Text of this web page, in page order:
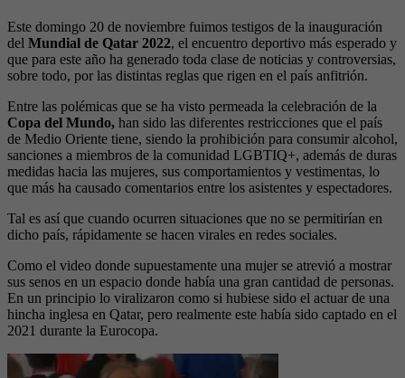
Este domingo 20 de noviembre fuimos testigos de la inauguración
del Mundial de Qatar 2022, el encuentro deportivo más esperado y
que para este año ha generado toda clase de noticias y controversias,
sobre todo, por las distintas reglas que rigen en el país anfitrión.
Entre las polémicas que se ha visto permeada la celebración de la
Copa del Mundo, han sido las diferentes restricciones que el país
de Medio Oriente tiene, siendo la prohibición para consumir alcohol,
sanciones a miembros de la comunidad LGBTIQ+, además de duras
medidas hacia las mujeres, sus comportamientos y vestimentas, lo
que más ha causado comentarios entre los asistentes y espectadores.
Tal es así que cuando ocurren situaciones que no se permitirían en
dicho país, rápidamente se hacen virales en redes sociales.
Como el video donde supuestamente una mujer se atrevió a mostrar
sus senos en un espacio donde había una gran cantidad de personas.
En un principio lo viralizaron como si hubiese sido el actuar de una
hincha inglesa en Qatar, pero realmente este había sido captado en el
2021 durante la Eurocopa.